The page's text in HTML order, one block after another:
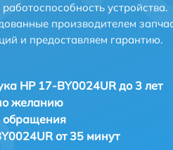
устройства.
производителем
и предоставляем гарантию.
HP 17-BY0024UR до 3 лет
желанию
обращения
от 35 минут